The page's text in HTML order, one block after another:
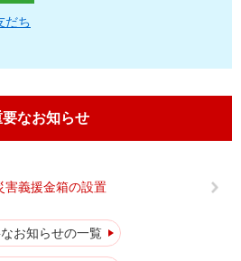
だち
要なお知らせ
害義援金箱の設置
お知らせの一覧